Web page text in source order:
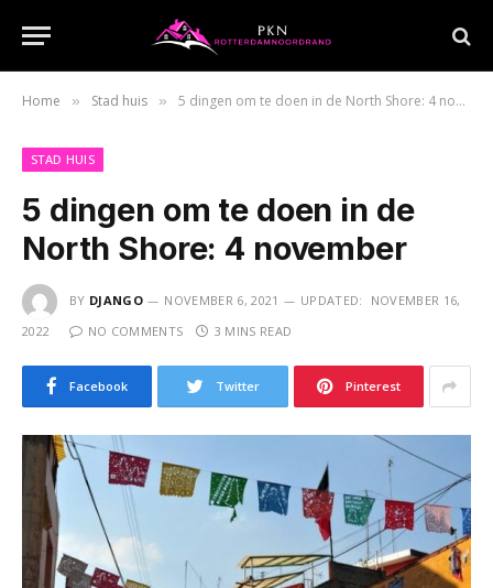
Home » Stad huis » 5 dingen om te doen in de North Shore: 4 november
STAD HUIS
5 dingen om te doen in de
North Shore: 4 november
BY DJANGO NOVEMBER 6, 2021 UPDATED:
NOVEMBER 16,
2022
NO COMMENTS 3 MINS READ
Facebook Twitter Pinterest